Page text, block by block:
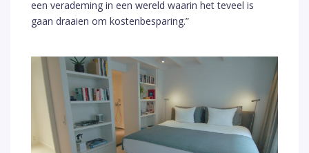
een verademing in een wereld waarin het teveel is
gaan draaien om kostenbesparing.”